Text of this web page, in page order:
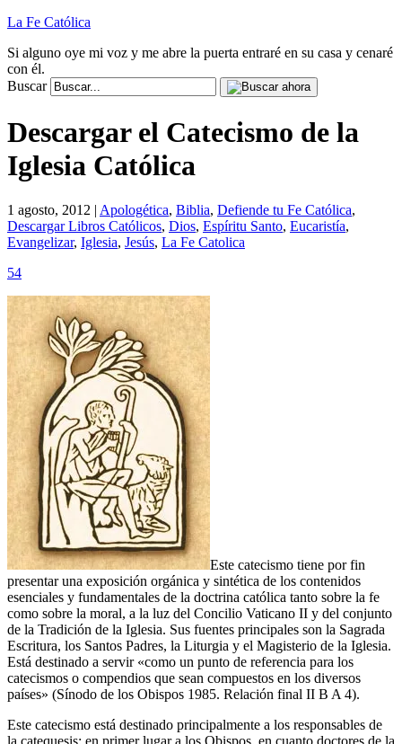
La Fe Católica
Si alguno oye mi voz y me abre la puerta entraré en su casa y cenaré
con él.
Buscar
Descargar el Catecismo de la
Iglesia Católica
1 agosto, 2012 | Apologética, Biblia, Defiende tu Fe Católica,
Descargar Libros Católicos, Dios, Espíritu Santo, Eucaristía,
Evangelizar, Iglesia, Jesús, La Fe Catolica
54
Este catecismo tiene por fin
presentar una exposición orgánica y sintética de los contenidos
esenciales y fundamentales de la doctrina católica tanto sobre la fe
como sobre la moral, a la luz del Concilio Vaticano II y del conjunto
de la Tradición de la Iglesia. Sus fuentes principales son la Sagrada
Escritura, los Santos Padres, la Liturgia y el Magisterio de la Iglesia.
Está destinado a servir «como un punto de referencia para los
catecismos o compendios que sean compuestos en los diversos
países» (Sínodo de los Obispos 1985. Relación final II B A 4).
Este catecismo está destinado principalmente a los responsables de
la catequesis: en primer lugar a los Obispos, en cuanto doctores de la